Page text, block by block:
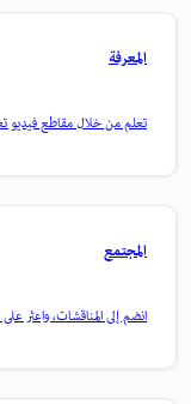
المعرفة
تعلم من خلال مقاطع فيديو
المجتمع
انضم إلى المناقشات، واعثر